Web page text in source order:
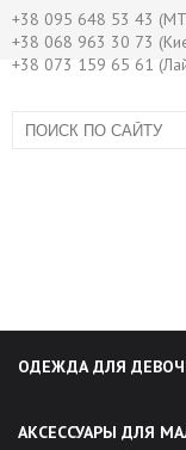
+38 095 648 53 43
+38 068 963 30 73
+38 073 159 65 61
ОДЕЖДА ДЛЯ
АКСЕССУАРЫ ДЛЯ